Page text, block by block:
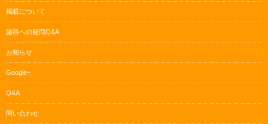
掲載について
歯科への疑問Q&A
お知らせ
Google+
Q&A
問い合わせ